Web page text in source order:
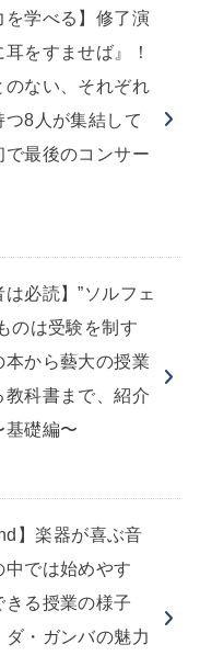
を学べる】修了演
をすませば』！
ない、それぞれ
8人が集結して
最後のコンサー
は必読】”ソルフェ
のは受験を制す
本から藝大の授業
科書まで、紹介
基礎編〜
】楽器が喜ぶ音
では始めやす
る授業の様子
・ガンバの魅力